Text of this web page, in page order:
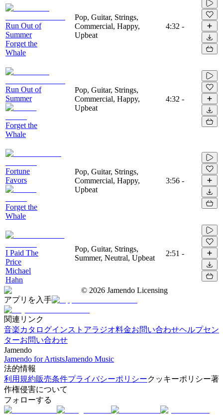
Run Out of
Summer
Forget the
Whale
Pop, Guitar, Strings,
Commercial, Happy,
Upbeat
4:32 -
Run Out of
Summer
Forget the
Whale
Pop, Guitar, Strings,
Commercial, Happy,
Upbeat
4:32 -
Fortune
Favors
Forget the
Whale
Pop, Guitar, Strings,
Commercial, Happy,
Upbeat
3:56 -
I Paid The
Price
Michael
Hahn
Pop, Guitar, Strings,
Summer, Neutral, Upbeat
2:51 -
© 2026 Jamendo Licensing
アプリを入手
関連リンク
音楽カタログインストアラジオ料金お問い合わせヘルプセン
ターお問い合わせ
Jamendo
Jamendo for ArtistsJamendo Music
法的情報
利用規約販売条件プライバシーポリシークッキーポリシー著
作権侵害について
フォローする